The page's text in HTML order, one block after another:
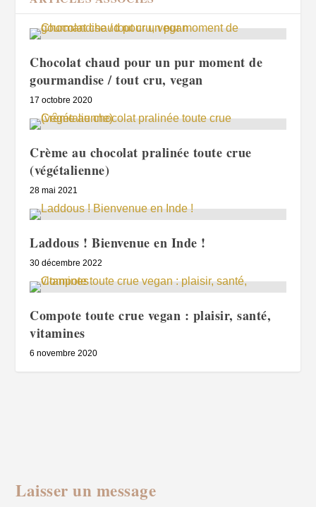
Chocolat chaud pour un pur moment de
gourmandise / tout cru, vegan
17 octobre 2020
Crème au chocolat pralinée toute crue
(végétalienne)
28 mai 2021
Laddous ! Bienvenue en Inde !
30 décembre 2022
Compote toute crue vegan : plaisir, santé,
vitamines
6 novembre 2020
Laisser un message